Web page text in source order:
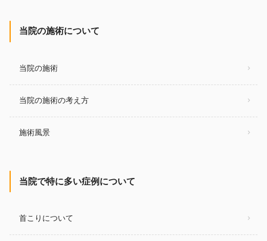
当院の施術について
当院の施術
当院の施術の考え方
施術風景
当院で特に多い症例について
首こりについて